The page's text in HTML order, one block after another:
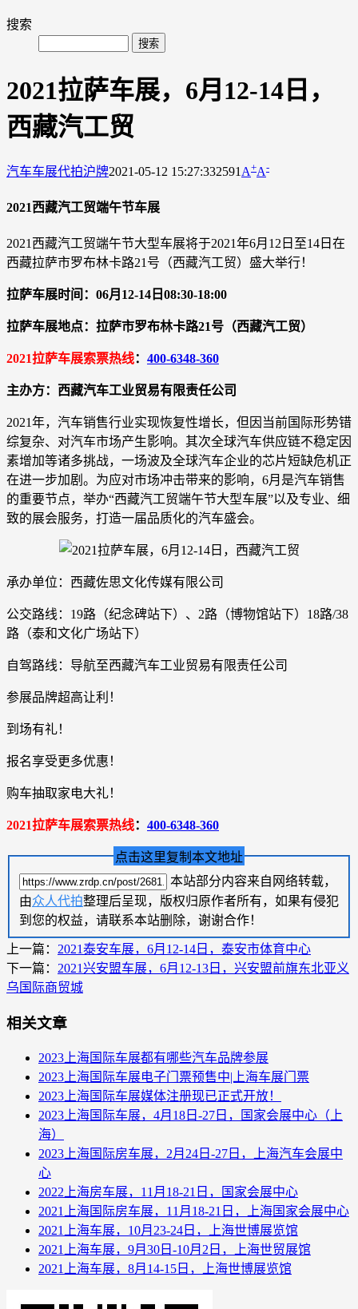
搜索
2021拉萨车展，6月12-14日，
西藏汽工贸
汽车车展代拍沪牌2021-05-12 15:27:332591 A+A-
2021西藏汽工贸端午节车展
2021西藏汽工贸端午节大型车展将于2021年6月12日至14日在
西藏拉萨市罗布林卡路21号（西藏汽工贸）盛大举行！
拉萨车展时间：06月12-14日08:30-18:00
拉萨车展地点：拉萨市罗布林卡路21号（西藏汽工贸）
2021拉萨车展索票热线： 400-6348-360
主办方：西藏汽车工业贸易有限责任公司
2021年，汽车销售行业实现恢复性增长，但因当前国际形势错
综复杂、对汽车市场产生影响。其次全球汽车供应链不稳定因
素增加等诸多挑战，一场波及全球汽车企业的芯片短缺危机正
在进一步加剧。为应对市场冲击带来的影响，6月是汽车销售
的重要节点，举办“西藏汽工贸端午节大型车展”以及专业、细
致的展会服务，打造一届品质化的汽车盛会。
承办单位：西藏佐思文化传媒有限公司
公交路线：19路（纪念碑站下）、2路（博物馆站下）18路/38
路（泰和文化广场站下）
自驾路线：导航至西藏汽车工业贸易有限责任公司
参展品牌超高让利！
到场有礼！
报名享受更多优惠！
购车抽取家电大礼！
2021拉萨车展索票热线： 400-6348-360
点击这里复制本文地址
本站部分内容来自网络转载，
由众人代拍整理后呈现，版权归原作者所有，如果有侵犯
到您的权益，请联系本站删除，谢谢合作！
上一篇： 2021泰安车展，6月12-14日，泰安市体育中心
下一篇： 2021兴安盟车展，6月12-13日，兴安盟前旗东北亚义
乌国际商贸城
相关文章
2023上海国际车展都有哪些汽车品牌参展
2023上海国际车展电子门票预售中|上海车展门票
2023上海国际车展媒体注册现已正式开放！
2023上海国际车展，4月18日-27日，国家会展中心（上
海）
2023上海国际房车展，2月24日-27日，上海汽车会展中
心
2022上海房车展，11月18-21日，国家会展中心
2021上海国际房车展，11月18-21日，上海国家会展中心
2021上海车展，10月23-24日，上海世博展览馆
2021上海车展，9月30日-10月2日，上海世贸展馆
2021上海车展，8月14-15日，上海世博展览馆